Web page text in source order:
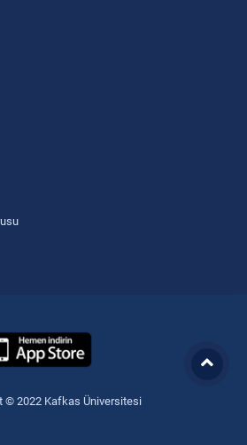
© 2022 Kafkas Üniversitesi